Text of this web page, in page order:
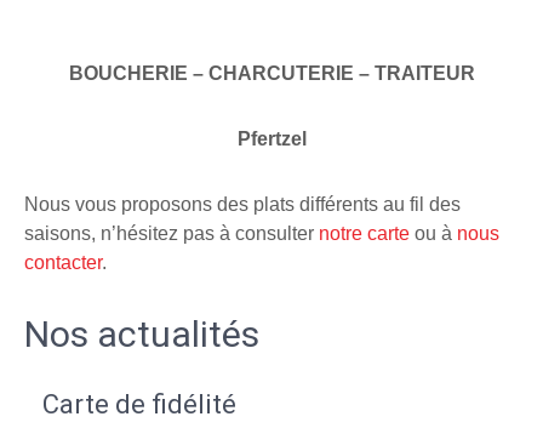
BOUCHERIE – CHARCUTERIE – TRAITEUR
Pfertzel
Nous vous proposons des plats différents au fil des
saisons, n’hésitez pas à consulter notre carte ou à nous
contacter.
Nos actualités
Carte de fidélité